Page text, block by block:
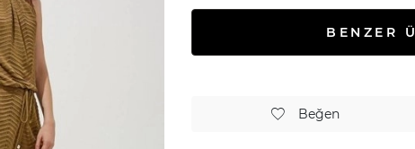
BENZER
Beğen